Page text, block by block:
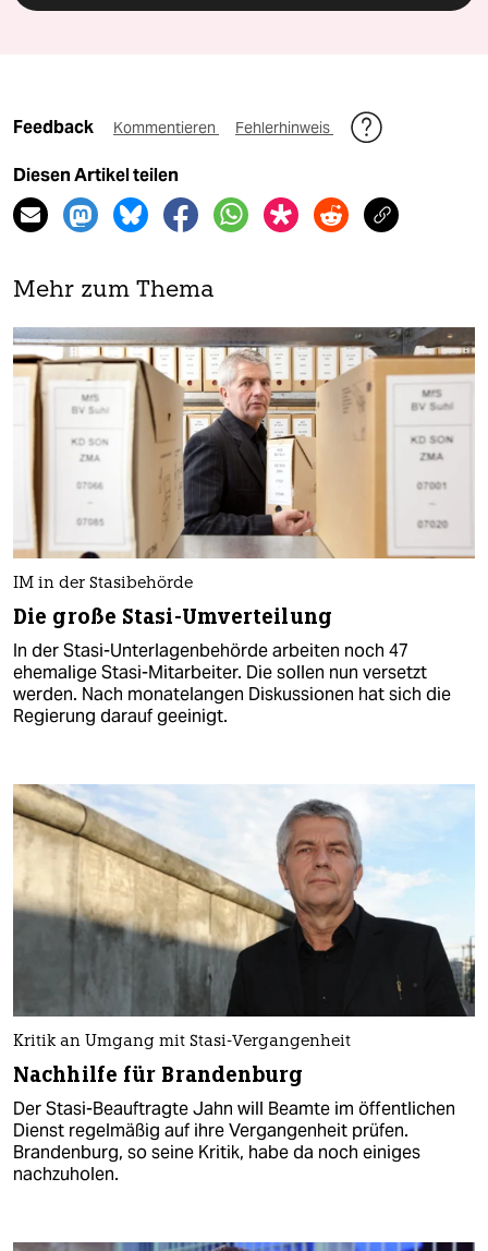
Feedback Kommentieren Fehlerhinweis
Diesen Artikel teilen
Mehr zum Thema
IM in der Stasibehörde
Die große Stasi-Umverteilung
In der Stasi-Unterlagenbehörde arbeiten noch 47
ehemalige Stasi-Mitarbeiter. Die sollen nun versetzt
werden. Nach monatelangen Diskussionen hat sich die
Regierung darauf geeinigt.
Kritik an Umgang mit Stasi-Vergangenheit
Nachhilfe für Brandenburg
Der Stasi-Beauftragte Jahn will Beamte im öffentlichen
Dienst regelmäßig auf ihre Vergangenheit prüfen.
Brandenburg, so seine Kritik, habe da noch einiges
nachzuholen.